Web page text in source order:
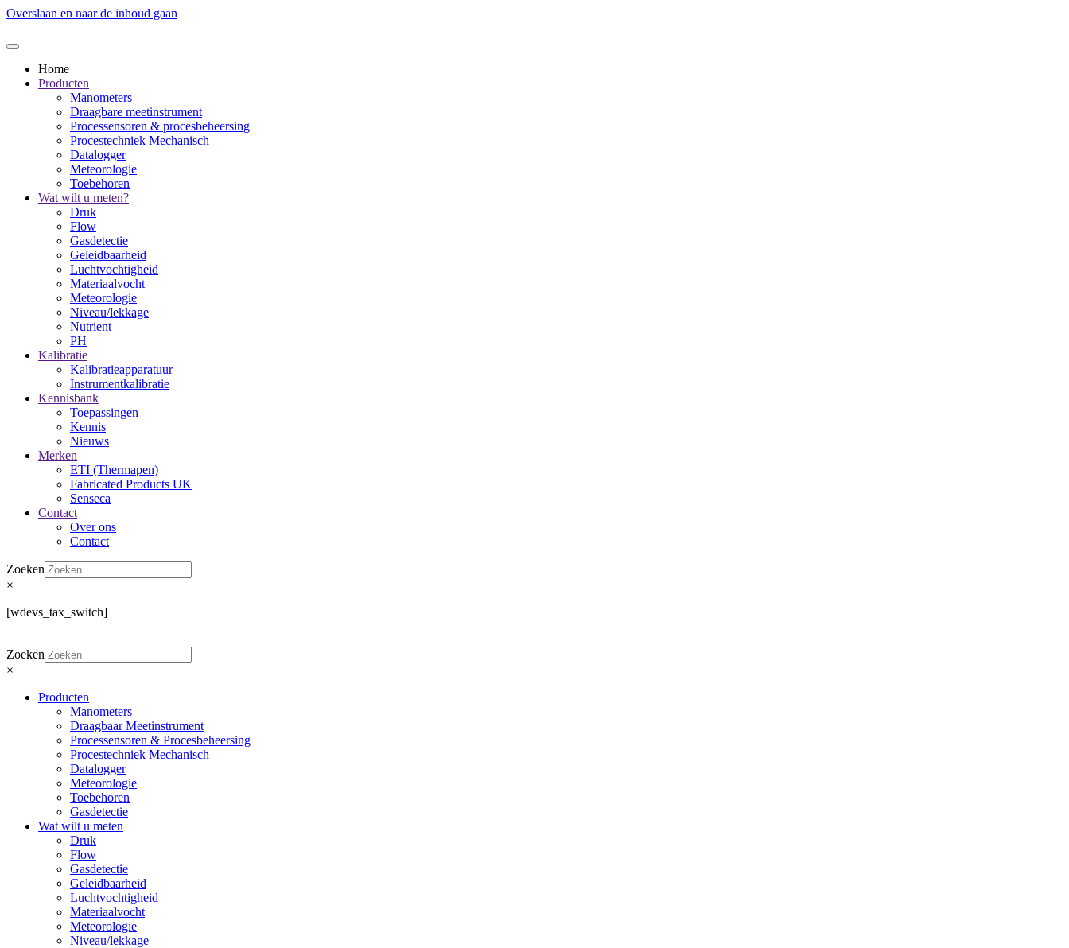
Overslaan en naar de inhoud gaan
Home
Producten
Manometers
Draagbare meetinstrument
Processensoren & procesbeheersing
Procestechniek Mechanisch
Datalogger
Meteorologie
Toebehoren
Wat wilt u meten?
Druk
Flow
Gasdetectie
Geleidbaarheid
Luchtvochtigheid
Materiaalvocht
Meteorologie
Niveau/lekkage
Nutrient
PH
Kalibratie
Kalibratieapparatuur
Instrumentkalibratie
Kennisbank
Toepassingen
Kennis
Nieuws
Merken
ETI (Thermapen)
Fabricated Products UK
Senseca
Contact
Over ons
Contact
Zoeken
×
[wdevs_tax_switch]
Zoeken
×
Producten
Manometers
Draagbaar Meetinstrument
Processensoren & Procesbeheersing
Procestechniek Mechanisch
Datalogger
Meteorologie
Toebehoren
Gasdetectie
Wat wilt u meten
Druk
Flow
Gasdetectie
Geleidbaarheid
Luchtvochtigheid
Materiaalvocht
Meteorologie
Niveau/lekkage